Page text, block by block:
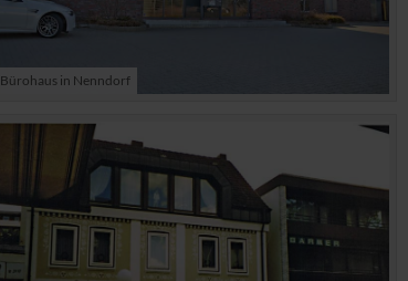
Bürohaus in Nenndorf